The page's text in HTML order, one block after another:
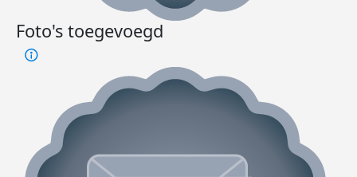
Foto's toegevoegd